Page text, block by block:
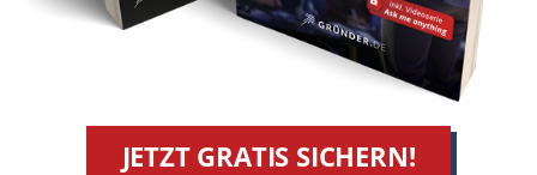
JETZT GRATIS SICHERN!